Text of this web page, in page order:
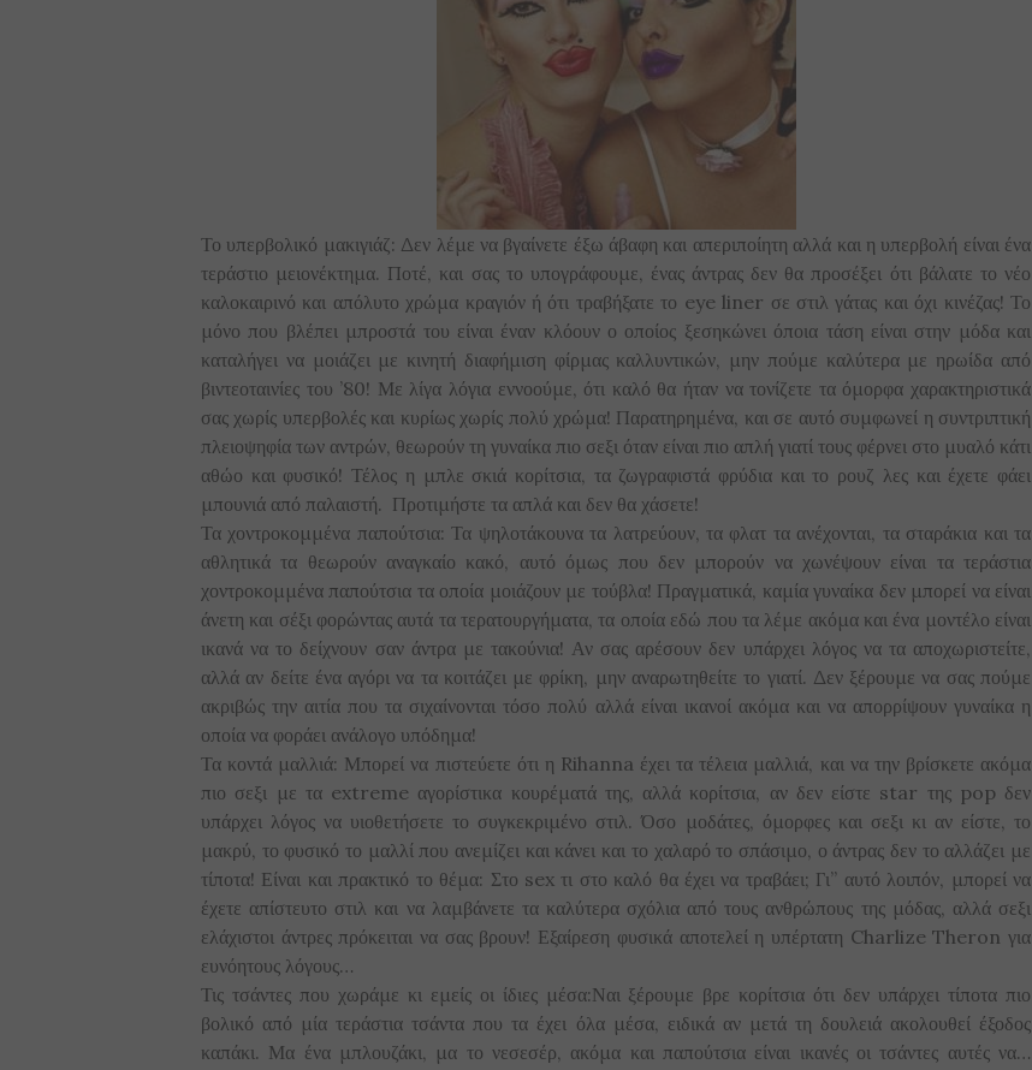
Το υπερβολικό μακιγιάζ: Δεν λέμε να βγαίνετε έξω άβαφη και απεριποίητη αλλά και η υπερβολή είναι ένα
τεράστιο μειονέκτημα. Ποτέ, και σας το υπογράφουμε, ένας άντρας δεν θα προσέξει ότι βάλατε το νέο
καλοκαιρινό και απόλυτο χρώμα κραγιόν ή ότι τραβήξατε το eye liner σε στιλ γάτας και όχι κινέζας! Το
μόνο που βλέπει μπροστά του είναι έναν κλόουν ο οποίος ξεσηκώνει όποια τάση είναι στην μόδα και
καταλήγει να μοιάζει με κινητή διαφήμιση φίρμας καλλυντικών, μην πούμε καλύτερα με ηρωίδα από
βιντεοταινίες του ’80! Με λίγα λόγια εννοούμε, ότι καλό θα ήταν να τονίζετε τα όμορφα χαρακτηριστικά
σας χωρίς υπερβολές και κυρίως χωρίς πολύ χρώμα! Παρατηρημένα, και σε αυτό συμφωνεί η συντριπτική
πλειοψηφία των αντρών, θεωρούν τη γυναίκα πιο σεξι όταν είναι πιο απλή γιατί τους φέρνει στο μυαλό κάτι
αθώο και φυσικό! Τέλος η μπλε σκιά κορίτσια, τα ζωγραφιστά φρύδια και το ρουζ λες και έχετε φάει
μπουνιά από παλαιστή. Προτιμήστε τα απλά και δεν θα χάσετε!
Τα χοντροκομμένα παπούτσια: Τα ψηλοτάκουνα τα λατρεύουν, τα φλατ τα ανέχονται, τα σταράκια και τα
αθλητικά τα θεωρούν αναγκαίο κακό, αυτό όμως που δεν μπορούν να χωνέψουν είναι τα τεράστια
χοντροκομμένα παπούτσια τα οποία μοιάζουν με τούβλα! Πραγματικά, καμία γυναίκα δεν μπορεί να είναι
άνετη και σέξι φορώντας αυτά τα τερατουργήματα, τα οποία εδώ που τα λέμε ακόμα και ένα μοντέλο είναι
ικανά να το δείχνουν σαν άντρα με τακούνια! Αν σας αρέσουν δεν υπάρχει λόγος να τα αποχωριστείτε,
αλλά αν δείτε ένα αγόρι να τα κοιτάζει με φρίκη, μην αναρωτηθείτε το γιατί. Δεν ξέρουμε να σας πούμε
ακριβώς την αιτία που τα σιχαίνονται τόσο πολύ αλλά είναι ικανοί ακόμα και να απορρίψουν γυναίκα η
οποία να φοράει ανάλογο υπόδημα!
Τα κοντά μαλλιά: Μπορεί να πιστεύετε ότι η Rihanna έχει τα τέλεια μαλλιά, και να την βρίσκετε ακόμα
πιο σεξι με τα extreme αγορίστικα κουρέματά της, αλλά κορίτσια, αν δεν είστε star της pop δεν
υπάρχει λόγος να υιοθετήσετε το συγκεκριμένο στιλ. Όσο μοδάτες, όμορφες και σεξι κι αν είστε, το
μακρύ, το φυσικό το μαλλί που ανεμίζει και κάνει και το χαλαρό το σπάσιμο, ο άντρας δεν το αλλάζει με
τίποτα! Είναι και πρακτικό το θέμα: Στο sex τι στο καλό θα έχει να τραβάει; Γι” αυτό λοιπόν, μπορεί να
έχετε απίστευτο στιλ και να λαμβάνετε τα καλύτερα σχόλια από τους ανθρώπους της μόδας, αλλά σεξι
ελάχιστοι άντρες πρόκειται να σας βρουν! Εξαίρεση φυσικά αποτελεί η υπέρτατη Charlize Theron για
ευνόητους λόγους…
Τις τσάντες που χωράμε κι εμείς οι ίδιες μέσα:Ναι ξέρουμε βρε κορίτσια ότι δεν υπάρχει τίποτα πιο
βολικό από μία τεράστια τσάντα που τα έχει όλα μέσα, ειδικά αν μετά τη δουλειά ακολουθεί έξοδος
καπάκι. Μα ένα μπλουζάκι, μα το νεσεσέρ, ακόμα και παπούτσια είναι ικανές οι τσάντες αυτές να…